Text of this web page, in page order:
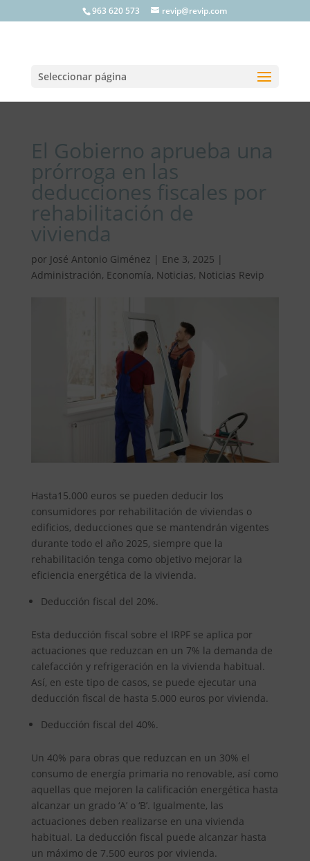
963 620 573 revip@revip.com
Seleccionar página
El Gobierno aprueba una
prórroga en las
deducciones fiscales por
rehabilitación de
vivienda
por José Antonio Giménez | Ene 3, 2025 |
Administración, Economía, Noticias, Noticias Revip
Hasta15.000 euros se pueden deducir los
consumidores por rehabilitación de viviendas o
edificios, deducciones que se mantendrán vigentes
durante todo el año 2025, siempre que la
rehabilitación tenga como objetivo mejorar la
eficiencia energética de la vivienda.
Deducción fiscal del 20%.
Esta deducción fiscal sobre el IRPF se aplica por
actuaciones que reduzcan en un 7% la demanda de
calefacción y refrigeración en la vivienda habitual.
Así, en este tipo de casos, se puede ejecutar una
deducción fiscal de hasta 5.000 euros por vivienda.
Deducción fiscal del 40%.
Un 40% para obras que reduzcan en un 30% el
consumo de energía primaria no renovable, así como
aquellas que mejoren la calificación energética hasta
alcanzar un grado ‘A’ o ‘B’. Igualmente, las
actuaciones deben realizarse en una vivienda
habitual. La deducción fiscal puede alcanzar hasta
un máximo de 7.500 euros por vivienda.